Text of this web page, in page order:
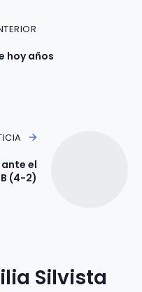
hoy años
el
(4-2)
Silvista